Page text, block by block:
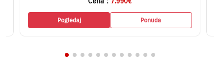
Pogledaj Ponuda